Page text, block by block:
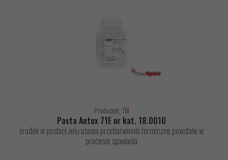
Producent:TBI
Pasta Antox 71E nr kat. 18.0010
środek w postaci żelu usuwa przebarwienia termiczne powstałe w
procesie spawania